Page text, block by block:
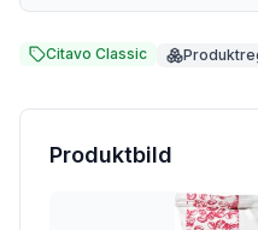
Citavo Classic
Produktbild